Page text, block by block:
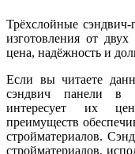
Трёхслойные сэндвич-
изготовления от
цена, надёжность и
Если вы читаете
сэндвич панели в
интересует их
преимуществ
стройматериалов.
стройматериалов,